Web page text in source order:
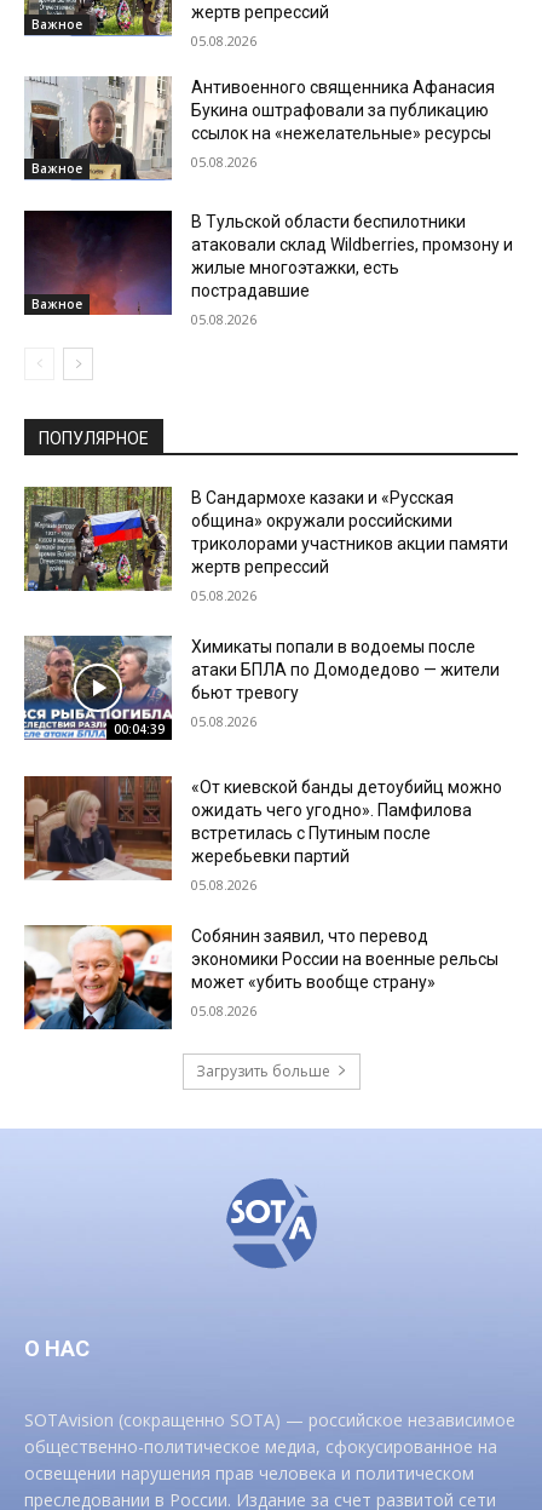
Важное
жертв репрессий
05.08.2026
Важное
Антивоенного священника Афанасия
Букина оштрафовали за публикацию
ссылок на «нежелательные» ресурсы
05.08.2026
Важное
В Тульской области беспилотники
атаковали склад Wildberries, промзону и
жилые многоэтажки, есть
пострадавшие
05.08.2026
ПОПУЛЯРНОЕ
В Сандармохе казаки и «Русская
община» окружали российскими
триколорами участников акции памяти
жертв репрессий
05.08.2026
00:04:39
Химикаты попали в водоемы после
атаки БПЛА по Домодедово — жители
бьют тревогу
05.08.2026
«От киевской банды детоубийц можно
ожидать чего угодно». Памфилова
встретилась с Путиным после
жеребьевки партий
05.08.2026
Собянин заявил, что перевод
экономики России на военные рельсы
может «убить вообще страну»
05.08.2026
Загрузить больше
О НАС
SOTAvision (сокращенно SOTA) — российское независимое
общественно-политическое медиа, сфокусированное на
освещении нарушения прав человека и политическом
преследовании в России. Издание за счет развитой сети